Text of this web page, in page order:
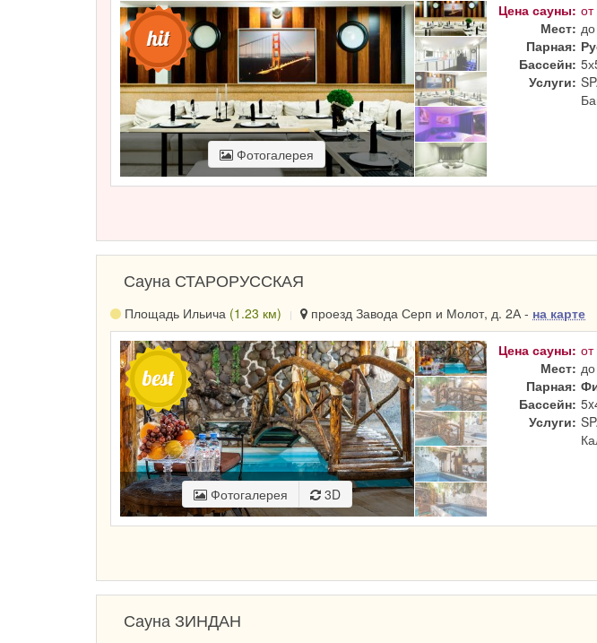
Фотогалерея
Цена сауны: от
Мест:
Парная:
Бассейн:
Услуги:
Сауна СТАРОРУССКАЯ
Площадь Ильича (1.23 км) проезд Завода Серп и Молот, д. 2А - на карте
Фотогалерея 3D
Цена сауны: от
Мест: до
Парная:
Бассейн:
Услуги:
Сауна ЗИНДАН